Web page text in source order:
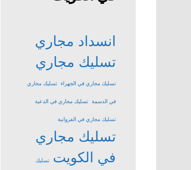
انسداد مجاري
تسليك مجاري
تسليك مجاري في الجهراء تسليك مجاري
في الدسمة تسليك مجاري في الدعية
تسليك مجاري في الفروانية
تسليك مجاري
في الكويت
تسليك